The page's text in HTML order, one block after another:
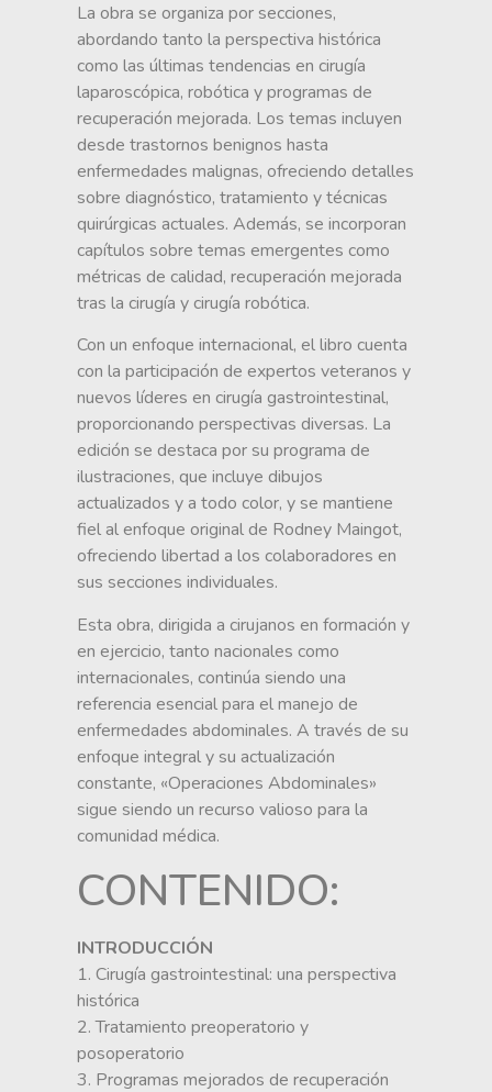
La obra se organiza por secciones,
abordando tanto la perspectiva histórica
como las últimas tendencias en cirugía
laparoscópica, robótica y programas de
recuperación mejorada. Los temas incluyen
desde trastornos benignos hasta
enfermedades malignas, ofreciendo detalles
sobre diagnóstico, tratamiento y técnicas
quirúrgicas actuales. Además, se incorporan
capítulos sobre temas emergentes como
métricas de calidad, recuperación mejorada
tras la cirugía y cirugía robótica.
Con un enfoque internacional, el libro cuenta
con la participación de expertos veteranos y
nuevos líderes en cirugía gastrointestinal,
proporcionando perspectivas diversas. La
edición se destaca por su programa de
ilustraciones, que incluye dibujos
actualizados y a todo color, y se mantiene
fiel al enfoque original de Rodney Maingot,
ofreciendo libertad a los colaboradores en
sus secciones individuales.
Esta obra, dirigida a cirujanos en formación y
en ejercicio, tanto nacionales como
internacionales, continúa siendo una
referencia esencial para el manejo de
enfermedades abdominales. A través de su
enfoque integral y su actualización
constante, «Operaciones Abdominales»
sigue siendo un recurso valioso para la
comunidad médica.
CONTENIDO:
INTRODUCCIÓN
1. Cirugía gastrointestinal: una perspectiva
histórica
2. Tratamiento preoperatorio y
posoperatorio
3. Programas mejorados de recuperación